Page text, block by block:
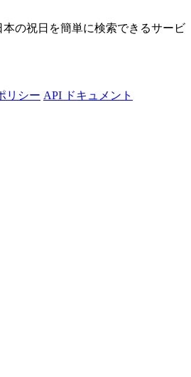
の祝日を簡単に検索できるサービ
リシー API ドキュメント